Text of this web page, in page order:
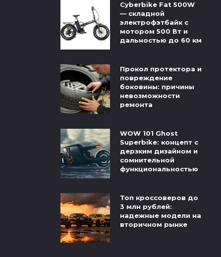
Cyberbike Fat 500W
— складной
электрофэтбайк с
мотором 500 Вт и
дальностью до 60 км
Прокол протектора и
повреждение
боковины: причины
невозможности
ремонта
WOW 101 Ghost
Superbike: концепт с
дерзким дизайном и
сомнительной
функциональностью
Топ кроссоверов до
3 млн рублей:
надежные модели на
вторичном рынке